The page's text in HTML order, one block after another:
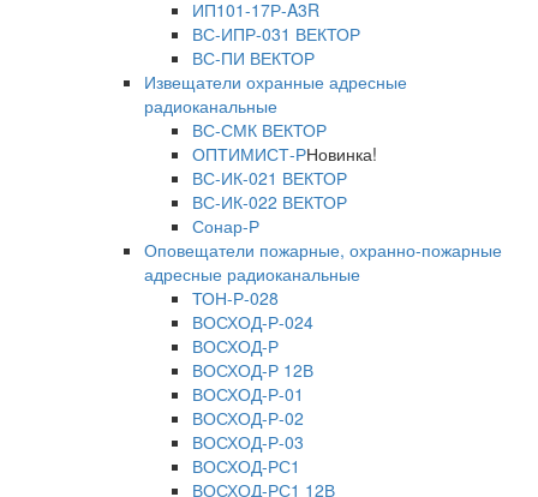
ИП101-17Р-A3R
ВС-ИПР-031 ВЕКТОР
ВС-ПИ ВЕКТОР
Извещатели охранные адресные
радиоканальные
ВС-СМК ВЕКТОР
ОПТИМИСТ-РНовинка!
ВС-ИК-021 ВЕКТОР
ВС-ИК-022 ВЕКТОР
Сонар-Р
Оповещатели пожарные, охранно-пожарные
адресные радиоканальные
ТОН-Р-028
ВОСХОД-Р-024
ВОСХОД-Р
ВОСХОД-Р 12В
ВОСХОД-Р-01
ВОСХОД-Р-02
ВОСХОД-Р-03
ВОСХОД-РС1
ВОСХОД-РС1 12В